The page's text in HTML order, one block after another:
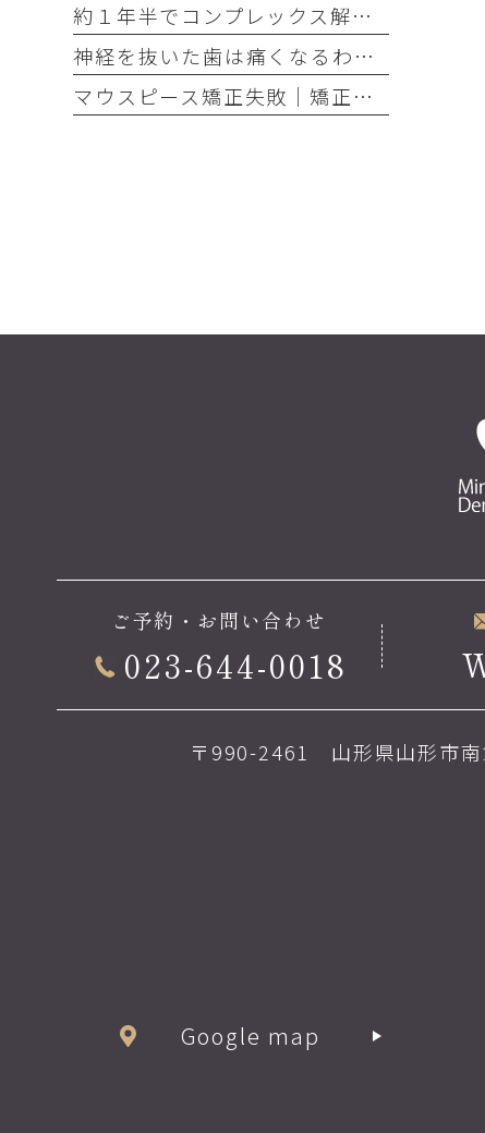
約１年半でコンプレックス解消｜大変だけどやって良かった歯の矯正治療
神経を抜いた歯は痛くなるわけがない！それは嘘です
マウスピース矯正失敗｜矯正したのに後戻り｜最近よく聞くけどそれってなんで？
ご予約・お問い合わせ
023-644-0018
〒990-2461 山形県山形市南
Google map